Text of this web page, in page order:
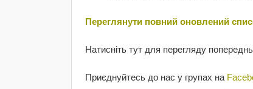
Переглянути повний оновлений
Натисніть тут для перегляду
Приєднуйтесь до нас у групах на